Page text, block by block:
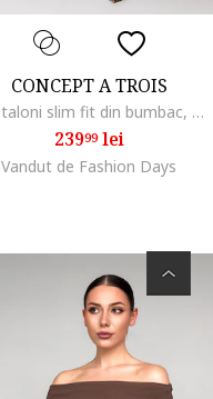
CONCEPT A TROIS
Pantaloni slim fit din bumbac, Caramel
23999lei
Vandut de Fashion Days